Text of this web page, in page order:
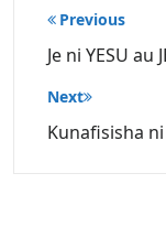
Post
navigation
Previous
Je ni YESU au
Next
Kunafisisha